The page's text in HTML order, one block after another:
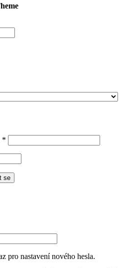
*
se
pro nastavení nového hesla.